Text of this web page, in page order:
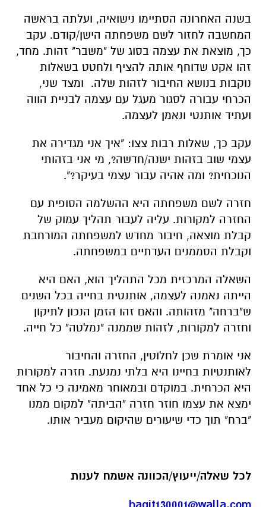
בשנה האחרונה הסתיימו נישואיה, ועלתה בראשה
המחשבה לחזור לשם משפחתה הישן/קודם. עקב
כך, מוצאת את עצמה בסוג של "משבר" זהות. מחד,
זהו אקט שדוחף אותה להציף ולחטט בשאלות
נוקבות בנושא החיבור לזהות שלה. ומצד שני,
הכרחי עבורה לסגור מעגל עם עצמה לבניית הווה
ועתיד אותנטי ונאמן לעצמה.
עקב כך, שאלות רבות צצו: "איך אני מגדירה את
עצמי שוב בזהות ישנה/חדשה?, מי אני בזהותי
הנוכחית? ומה אהיה עבור עצמי בעיקר?".
חזרה לשם משפחתה היא ההשלמה הסופית עם
החזרה למקורות. עליה לעבור תהליך עמוק של
קבלת מוצאה, חיבור מחדש למשפחתה המורחבת
וקבלת הסממנים העדתיים במשפחתה.
השאלה המרכזית מכל התהליך הוא, האם היא
הייתה נאמנה לעצמה, אותנטית בחייה בכל השנים
ש"ברחה" מזהותה. והאם זהו הזמן הנכון לתיקון
וחזרה למקורות, לזהות שממנה "נמלטה" כל חייה.
אני אומרת שכן לחלוטין, החזרה והחיבור
לאותנטיות בחיינו היא בלתי נמנעת. חזרה למקורות
היא הכרחית. במוקדם ובמאוחר מאמינה כי כל אחד
ימצא את עצמו חוזר חזרה "הביתה" למקום ממנו
"ברח" תוך כדי שיעורים שהיקום מעביר אותו.
לכל שאלה/ייעוץ/הכוונה אשמח לענות